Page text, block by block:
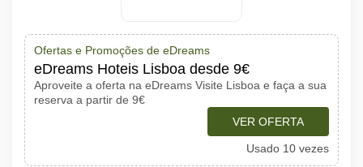
Ofertas e Promoções de eDreams
eDreams Hoteis Lisboa desde 9€
Aproveite a oferta na eDreams Visite Lisboa e faça a sua
reserva a partir de 9€
VER OFERTA
Usado 10 vezes